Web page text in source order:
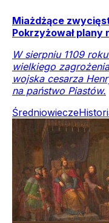
Miażdżące
Pokrzyżował plany
W sierpniu 1109
wielkiego
wojska cesarza
na państwo Piastów.
Średniowiecze